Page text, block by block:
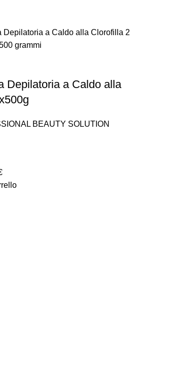
Depilatoria a Caldo alla
BEAUTY SOLUTION